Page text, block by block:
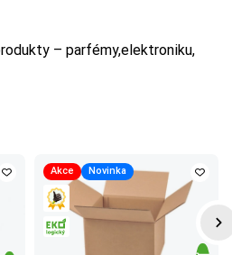
– parfémy,elektroniku,
Akce Novinka